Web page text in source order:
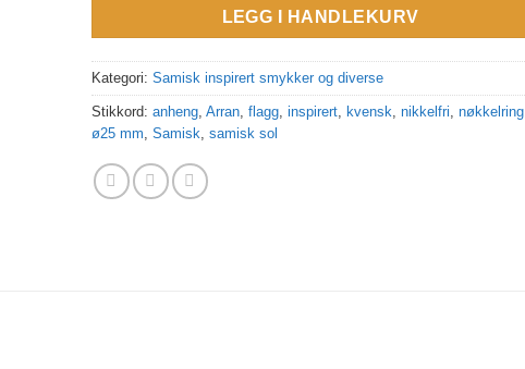
LEGG I HANDLEKURV
Kategori: Samisk inspirert smykker og diverse
Stikkord: anheng Arran flagg inspirert kvensk nikkelfri nøkkelring
ø25 mm Samisk samisk sol